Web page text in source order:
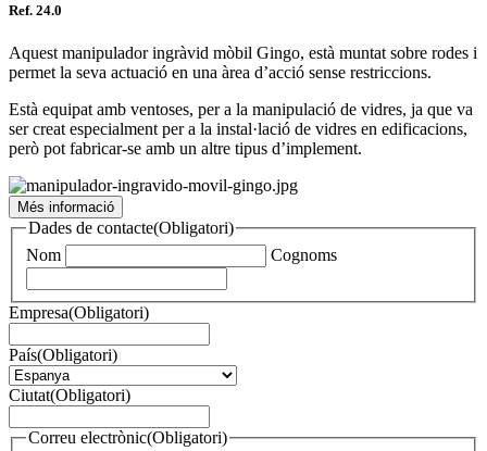
Ref. 24.0
Aquest manipulador ingràvid mòbil Gingo, està muntat sobre rodes i
permet la seva actuació en una àrea d’acció sense restriccions.
Està equipat amb ventoses, per a la manipulació de vidres, ja que va
ser creat especialment per a la instal·lació de vidres en edificacions,
però pot fabricar-se amb un altre tipus d’implement.
Més informació
Dades de contacte(Obligatori)
Nom
Cognoms
Empresa(Obligatori)
País(Obligatori)
Ciutat(Obligatori)
Correu electrònic(Obligatori)